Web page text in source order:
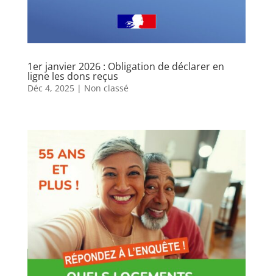
1er janvier 2026 : Obligation de déclarer en
ligne les dons reçus
Déc 4, 2025| Non classé